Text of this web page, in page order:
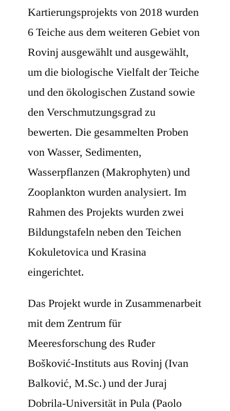
Kartierungsprojekts von 2018 wurden
6 Teiche aus dem weiteren Gebiet von
Rovinj ausgewählt und ausgewählt,
um die biologische Vielfalt der Teiche
und den ökologischen Zustand sowie
den Verschmutzungsgrad zu
bewerten. Die gesammelten Proben
von Wasser, Sedimenten,
Wasserpflanzen (Makrophyten) und
Zooplankton wurden analysiert. Im
Rahmen des Projekts wurden zwei
Bildungstafeln neben den Teichen
Kokuletovica und Krasina
eingerichtet.
Das Projekt wurde in Zusammenarbeit
mit dem Zentrum für
Meeresforschung des Ruđer
Bošković-Instituts aus Rovinj (Ivan
Balković, M.Sc.) und der Juraj
Dobrila-Universität in Pula (Paolo